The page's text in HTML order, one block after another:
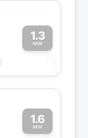
1.3
MW
1
1.6
MW